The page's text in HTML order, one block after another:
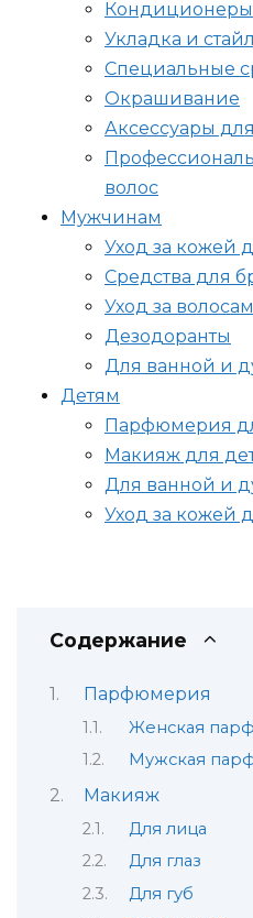
Кондиционеры
Укладка и
Специальные
Окрашивание
Аксессуары
волос
Мужчинам
Уход за кожей
Средства для
Уход за
Дезодоранты
Для ванной и
Детям
Парфюмерия
Макияж для
Для ванной и
Уход за кожей
Содержание
Парфюмерия
Женская
Мужская
Макияж
Для лица
Для глаз
Для губ